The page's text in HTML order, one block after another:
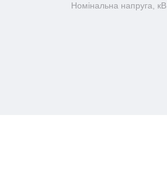
Номінальна напруга, кВ